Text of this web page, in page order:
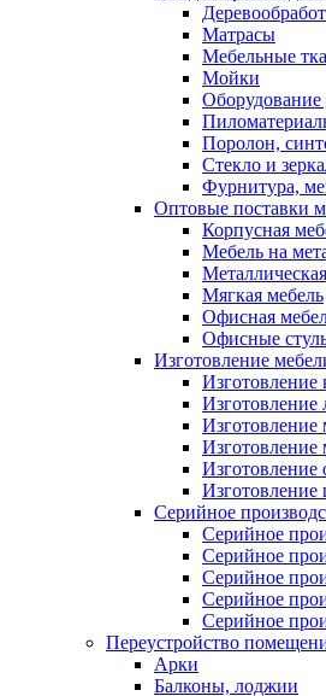
Матрасы
Мебельные
Мойки
Оборудование
Поролон,
Стекло и
Фурнитура,
Оптовые поставки
Корпусная
Мебель на
Мягкая мебель
Офисная
Офисные
Изготовление
Изготовление
Изготовление
Изготовление
Изготовление
Изготовление
Изготовление
Серийное
Серийное
Серийное
Серийное
Серийное
Серийное
Переустройство
Арки
Балконы, лоджии